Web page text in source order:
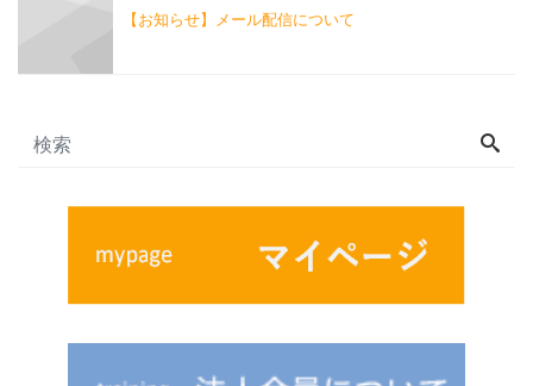
【お知らせ】メール配信について